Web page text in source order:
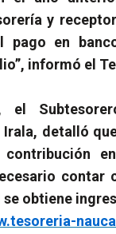
y
pago en
informó el
el
Irala, detalló
contar
obtiene